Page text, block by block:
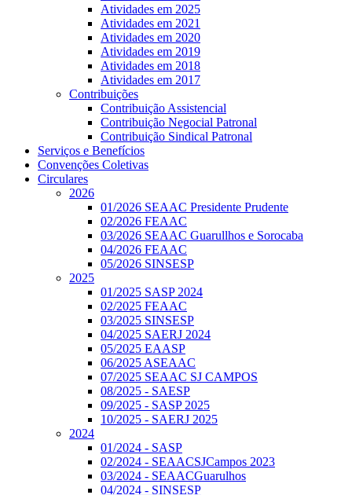
Atividades em 2025
Atividades em 2021
Atividades em 2020
Atividades em 2019
Atividades em 2018
Atividades em 2017
Contribuições
Contribuição Assistencial
Contribuição Negocial Patronal
Contribuição Sindical Patronal
Serviços e Benefícios
Convenções Coletivas
Circulares
2026
01/2026 SEAAC Presidente Prudente
02/2026 FEAAC
03/2026 SEAAC Guarullhos e Sorocaba
04/2026 FEAAC
05/2026 SINSESP
2025
01/2025 SASP 2024
02/2025 FEAAC
03/2025 SINSESP
04/2025 SAERJ 2024
05/2025 EAASP
06/2025 ASEAAC
07/2025 SEAAC SJ CAMPOS
08/2025 - SAESP
09/2025 - SASP 2025
10/2025 - SAERJ 2025
2024
01/2024 - SASP
02/2024 - SEAACSJCampos 2023
03/2024 - SEAACGuarulhos
04/2024 - SINSESP